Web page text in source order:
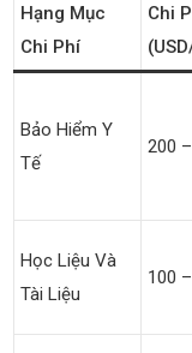
Hạng Mục
Chi Phí
Chi
Bảo Hiểm Y
Tế
200
Học Liệu Và
Tài Liệu
100